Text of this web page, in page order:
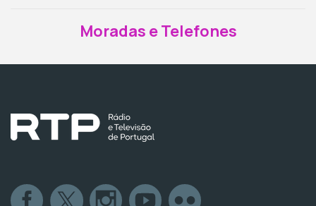
Moradas e Telefones